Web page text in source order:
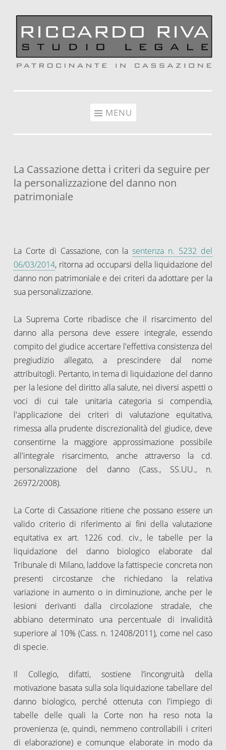
MENU
La Cassazione detta i criteri da seguire per
la personalizzazione del danno non
patrimoniale
La Corte di Cassazione, con lasentenza n. 5232 del
06/03/2014, ritorna ad occuparsi della liquidazione del
danno non patrimoniale e dei criteri da adottare per la
sua personalizzazione.
La Suprema Corte ribadisce che il risarcimento del
danno alla persona deve essere integrale, essendo
compito del giudice accertare l'effettiva consistenza del
pregiudizio allegato, a prescindere dal nome
attribuitogli. Pertanto, in tema di liquidazione del danno
per la lesione del diritto alla salute, nei diversi aspetti o
voci di cui tale unitaria categoria si compendia,
l'applicazione dei criteri di valutazione equitativa,
rimessa alla prudente discrezionalità del giudice, deve
consentirne la maggiore approssimazione possibile
all'integrale risarcimento, anche attraverso la cd.
personalizzazione del danno (Cass., SS.UU., n.
26972/2008).
La Corte di Cassazione ritiene che possano essere un
valido criterio di riferimento ai fini della valutazione
equitativa ex art. 1226 cod. civ., le tabelle per la
liquidazione del danno biologico elaborate dal
Tribunale di Milano, laddove la fattispecie concreta non
presenti circostanze che richiedano la relativa
variazione in aumento o in diminuzione, anche per le
lesioni derivanti dalla circolazione stradale, che
abbiano determinato una percentuale di invalidità
superiore al 10% (Cass. n. 12408/2011), come nel caso
di specie.
Il Collegio, difatti, sostiene l’incongruità della
motivazione basata sulla sola liquidazione tabellare del
danno biologico, perché ottenuta con l'impiego di
tabelle delle quali la Corte non ha reso nota la
provenienza (e, quindi, nemmeno controllabili i criteri
di elaborazione) e comunque elaborate in modo da